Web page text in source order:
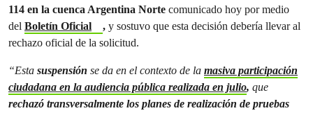
114 en la cuenca Argentina Norte comunicado hoy por medio
del Boletín Oficial ,y sostuvo que esta decisión debería llevar al
rechazo oficial de la solicitud.
“Esta suspensión se da en el contexto de la masiva participación
ciudadana en la audiencia pública realizada en julio, que
rechazó transversalmente los planes de realización de pruebas